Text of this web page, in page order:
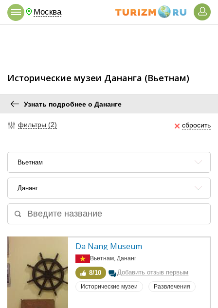
Москва
Исторические музеи Дананга (Вьетнам)
Узнать подробнее о Дананге
фильтры (2) сбросить
Вьетнам
Дананг
Da Nang Museum
Вьетнам, Дананг
8/10 Добавить отзыв первым
Исторические музеи Развлечения